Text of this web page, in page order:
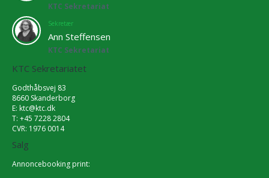
KTC Sekretariat
Sekretær
Ann Steffensen
KTC Sekretariat
KTC Sekretariatet
Godthåbsvej 83
8660 Skanderborg
E: ktc@ktc.dk
T: +45 7228 2804
CVR: 1976 0014
Salg
Annoncebooking print: